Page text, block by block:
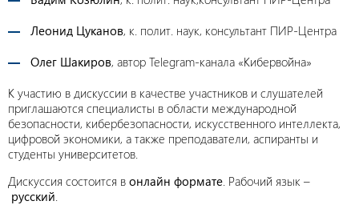
Леонид Цуканов, к. полит. наук, консультант ПИР-Центра
Олег Шакиров, автор Telegram-канала «Кибервойна»
К участию в дискуссии в качестве участников и слушателей
приглашаются специалисты в области международной
безопасности, кибербезопасности, искусственного интеллекта,
цифровой экономики, а также преподаватели, аспиранты и
студенты университетов.
Дискуссия состоится в онлайн формате. Рабочий язык –
русский.